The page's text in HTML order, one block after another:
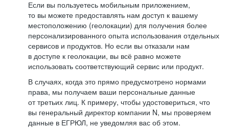
Если вы пользуетесь мобильным приложением,
то вы можете предоставлять нам доступ к вашему
местоположению (геолокации) для получения более
персонализированного опыта использования отдельных
сервисов и продуктов. Но если вы отказали нам
в доступе к геолокации, вы всё равно можете
использовать соответствующий сервис или продукт.
В случаях, когда это прямо предусмотрено нормами
права, мы получаем ваши персональные данные
от третьих лиц. К примеру, чтобы удостовериться, что
вы генеральный директор компании N, мы проверяем
данные в ЕГРЮЛ, не уведомляя вас об этом.